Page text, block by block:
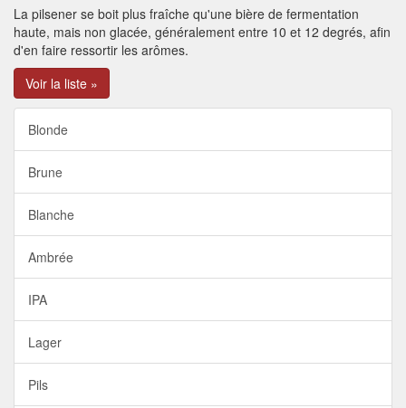
La pilsener se boit plus fraîche qu'une bière de fermentation
haute, mais non glacée, généralement entre 10 et 12 degrés, afin
d'en faire ressortir les arômes.
Voir la liste »
Blonde
Brune
Blanche
Ambrée
IPA
Lager
Pils